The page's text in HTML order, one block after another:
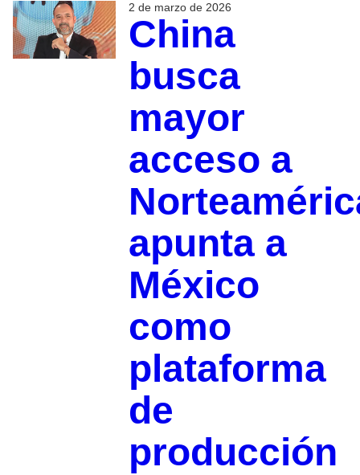
2 de marzo de 2026
China
busca
mayor
acceso a
apunta a
México
como
plataforma
de
producción